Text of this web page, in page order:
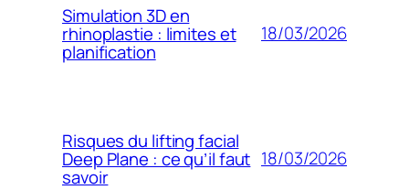
Simulation 3D en
rhinoplastie : limites et
planification
18/03/2026
Risques du lifting facial
Deep Plane : ce qu’il faut
savoir
18/03/2026